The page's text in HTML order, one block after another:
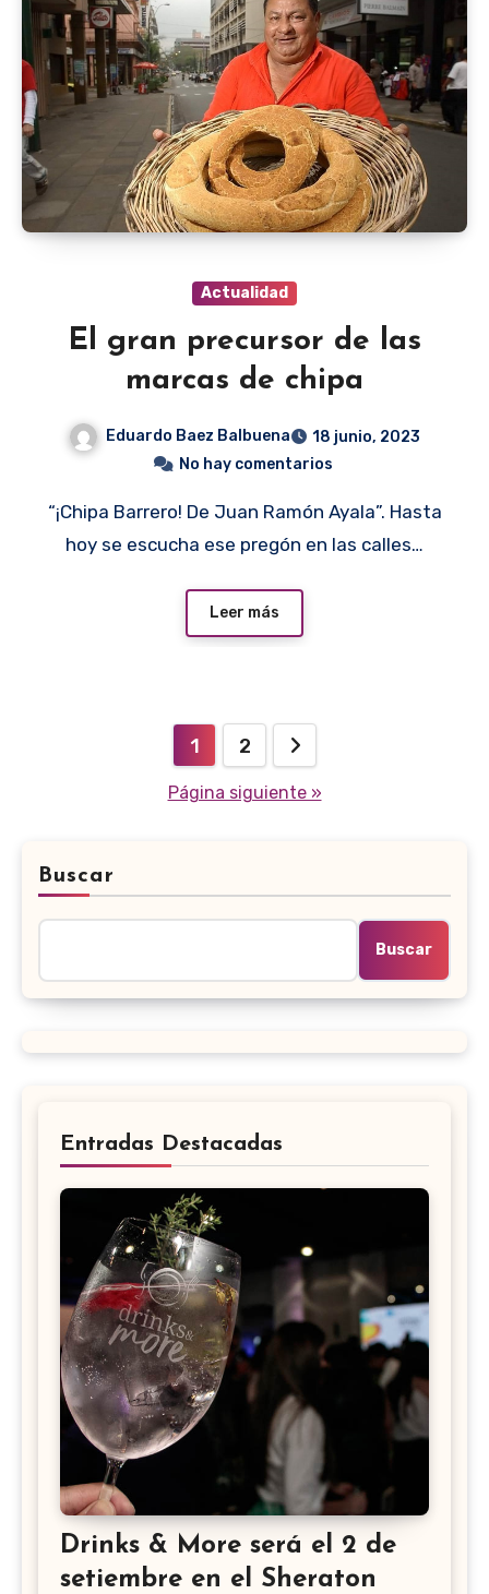
Actualidad
El gran precursor de las
marcas de chipa
Eduardo Baez Balbuena
18 junio, 2023
No hay comentarios
“¡Chipa Barrero! De Juan Ramón Ayala”. Hasta
hoy se escucha ese pregón en las calles…
Leer más
Paginación
1 2
Página siguiente »
Buscar
Buscar
Entradas Destacadas
Drinks & More será el 2 de
setiembre en el Sheraton